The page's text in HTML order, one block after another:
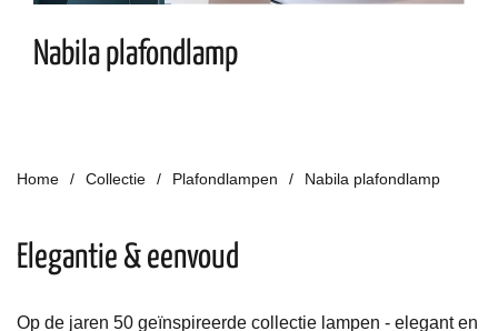
Nabila plafondlamp
Home Collectie Plafondlampen Nabila plafondlamp
Elegantie & eenvoud
Op de jaren 50 geïnspireerde collectie lampen - elegant en